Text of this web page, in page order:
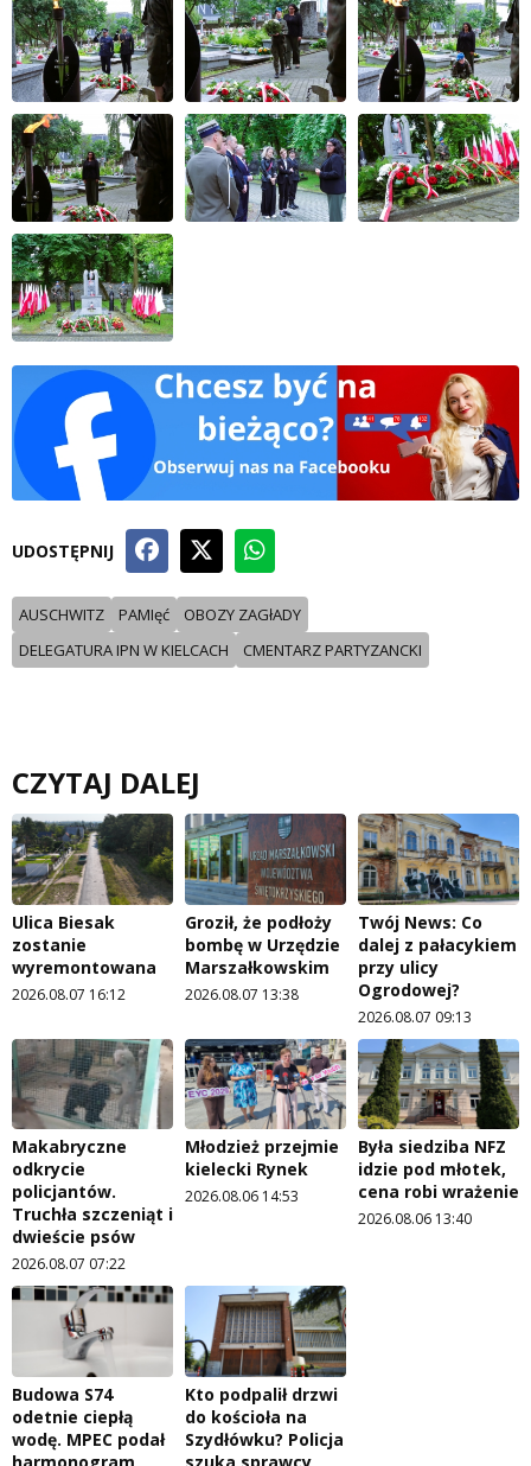
UDOSTĘPNIJ
AUSCHWITZ PAMIęć
OBOZY ZAGłADY
DELEGATURA IPN W KIELCACH
CMENTARZ PARTYZANCKI
CZYTAJ DALEJ
Ulica Biesak
zostanie
wyremontowana
2026.08.07 16:12
Groził, że podłoży
bombę w Urzędzie
Marszałkowskim
2026.08.07 13:38
Twój News: Co
dalej z pałacykiem
przy ulicy
Ogrodowej?
2026.08.07 09:13
Makabryczne
odkrycie
policjantów.
Truchła szczeniąt i
dwieście psów
2026.08.07 07:22
Młodzież przejmie
kielecki Rynek
2026.08.06 14:53
Była siedziba NFZ
idzie pod młotek,
cena robi wrażenie
2026.08.06 13:40
Budowa S74
odetnie ciepłą
wodę. MPEC podał
Kto podpalił drzwi
do kościoła na
Szydłówku? Policja